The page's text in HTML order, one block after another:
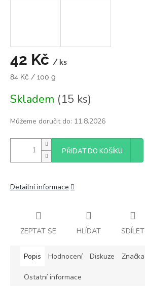
42 Kč / ks
Měrná
84 Kč / 100 g
Skladem (15 ks)
Můžeme doručit do: 11.8.2026
PŘIDAT DO KOŠÍKU
Detailní informace
ZEPTAT SE HLÍDAT SDÍLET
Popis Hodnocení Diskuze Značka
Ostatní informace